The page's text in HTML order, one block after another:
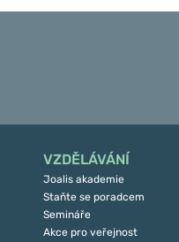
VZDĚLÁVÁNÍ
Joalis akademie
Staňte se poradcem
Semináře
Akce pro veřejnost